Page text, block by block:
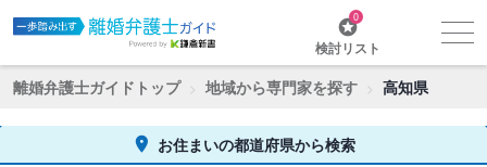
0
検討リスト
離婚弁護士ガイドトップ 地域から専門家を探す 高知県
お住まいの都道府県から検索